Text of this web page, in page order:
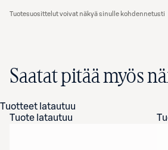
Tuotesuosittelut voivat näkyä sinulle kohdennetusti
Saatat pitää myös
Tuotteet latautuu
Tuote latautuu